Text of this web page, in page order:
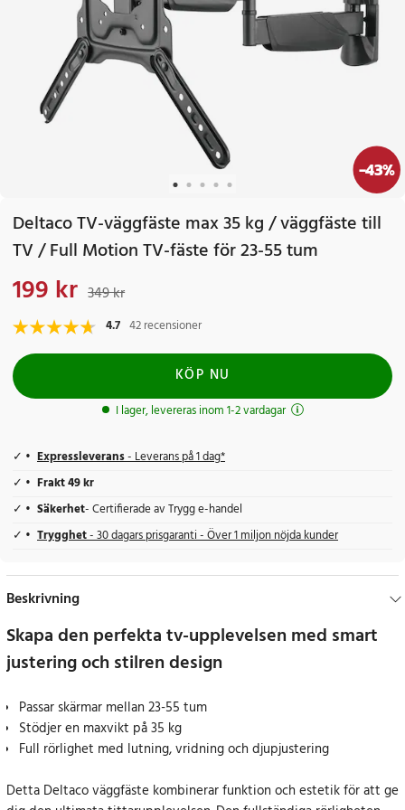
-43%
Deltaco TV-väggfäste max 35 kg / väggfäste till
TV / Full Motion TV-fäste för 23-55 tum
Nuvarande pris
199 kr 349 kr
4.7 42 recensioner
KÖP NU
I lager, levereras inom 1-2 vardagar
Expressleverans- Leverans på 1 dag*
Frakt 49 kr
Säkerhet- Certifierade av Trygg e-handel
Trygghet- 30 dagars prisgaranti - Över 1 miljon nöjda kunder
Beskrivning
Skapa den perfekta tv-upplevelsen med smart
justering och stilren design
Passar skärmar mellan 23-55 tum
Stödjer en maxvikt på 35 kg
Full rörlighet med lutning, vridning och djupjustering
Detta Deltaco väggfäste kombinerar funktion och estetik för att ge